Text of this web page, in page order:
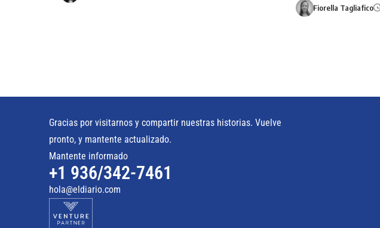
Fiorella Tagliafico
Gracias por visitarnos y compartir nuestras historias. Vuelve
pronto, y mantente actualizado.
Mantente informado
+1 936/342-7461
hola@eldiario.com